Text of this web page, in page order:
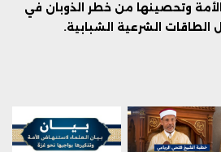
وتحصينها من خطر الذوبان في
الطاقات الشرعية الشبابية.